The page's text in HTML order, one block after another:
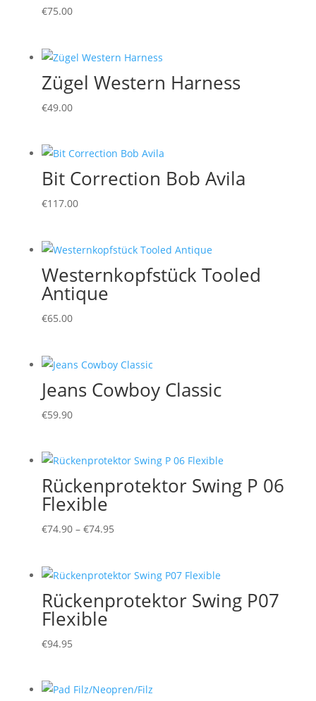
€75.00
Zügel Western Harness
€49.00
Bit Correction Bob Avila
€117.00
Westernkopfstück Tooled
Antique
€65.00
Jeans Cowboy Classic
€59.90
Rückenprotektor Swing P 06
Flexible
€74.90 – €74.95Preisspanne:
€74.95
Rückenprotektor Swing P07
Flexible
€94.95